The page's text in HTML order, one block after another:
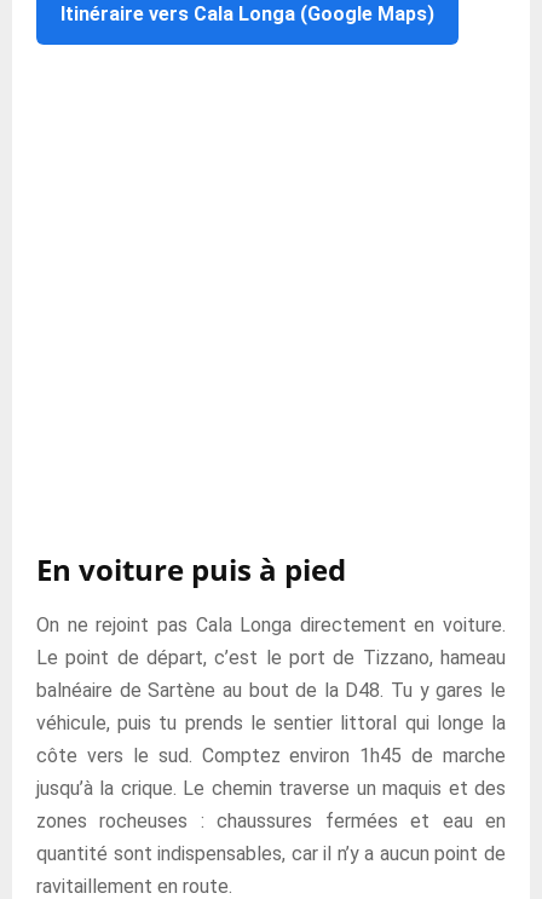
Itinéraire vers Cala Longa (Google Maps)
En voiture puis à pied
On ne rejoint pas Cala Longa directement en voiture.
Le point de départ, c’est le port de Tizzano, hameau
balnéaire de Sartène au bout de la D48. Tu y gares le
véhicule, puis tu prends le sentier littoral qui longe la
côte vers le sud. Comptez environ 1h45 de marche
jusqu’à la crique. Le chemin traverse un maquis et des
zones rocheuses : chaussures fermées et eau en
quantité sont indispensables, car il n’y a aucun point de
ravitaillement en route.